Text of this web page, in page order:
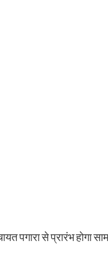
पगारा से प्रारंभ होगा